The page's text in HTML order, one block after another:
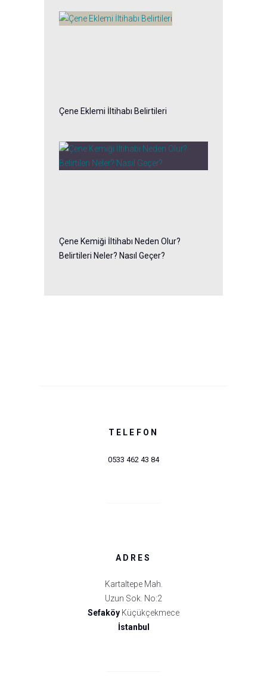
Çene Eklemi İltihabı Belirtileri
Çene Kemiği İltihabı Neden Olur?
Belirtileri Neler? Nasıl Geçer?
TELEFON
0533 462 43 84
ADRES
Kartaltepe Mah.
Uzun Sok. No:2
Sefaköy Küçükçekmece
İstanbul